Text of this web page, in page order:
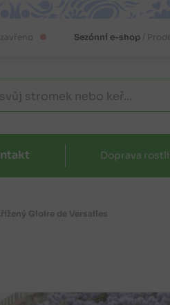
Sezónní e-shop/
Doprava
Gloire de Versailes